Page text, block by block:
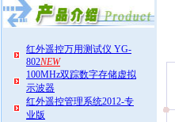
红外遥控万用测试仪 YG-
802NEW
100MHz双踪数字存储虚拟
示波器
红外遥控管理系统2012-专
业版